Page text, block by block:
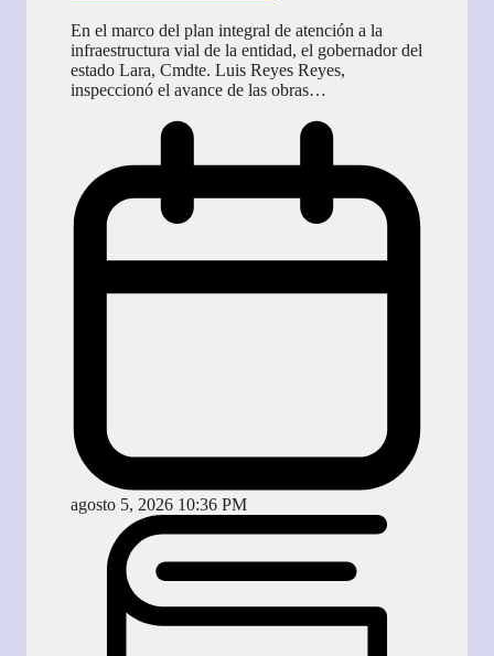
En el marco del plan integral de atención a la
infraestructura vial de la entidad, el gobernador del
estado Lara, Cmdte. Luis Reyes Reyes,
inspeccionó el avance de las obras…
agosto 5, 2026 10:36 PM